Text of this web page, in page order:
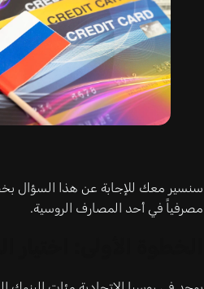
سنسير معك للإجابة عن هذا السؤال
مصرفياً في أحد المصارف الروسية.